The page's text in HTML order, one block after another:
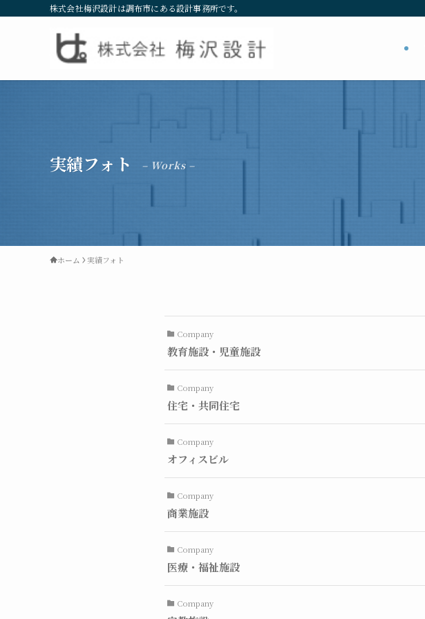
株式会社梅沢設計は調布市にある設計事務所です。
実績フォト – Works –
ホーム 実績フォト
Company
教育施設・児童施設
Company
住宅・共同住宅
Company
オフィスビル
Company
商業施設
Company
医療・福祉施設
Company